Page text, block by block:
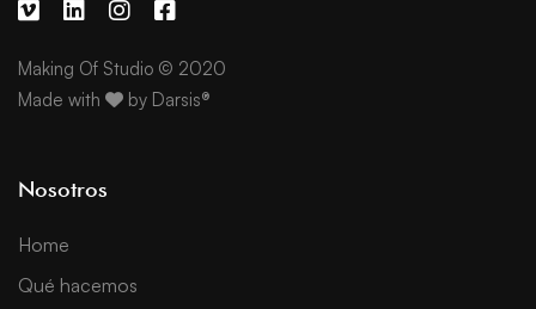
Making Of Studio © 2020
Made with
by Darsis®
Nosotros
Home
Qué hacemos